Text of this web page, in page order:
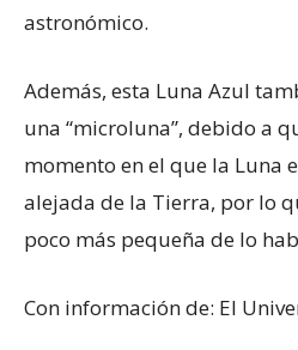
astronómico.
Además, esta Luna Azul
una “microluna”, debido a
momento en el que la Luna
alejada de la Tierra, por lo
poco más pequeña de lo
Con información de: El